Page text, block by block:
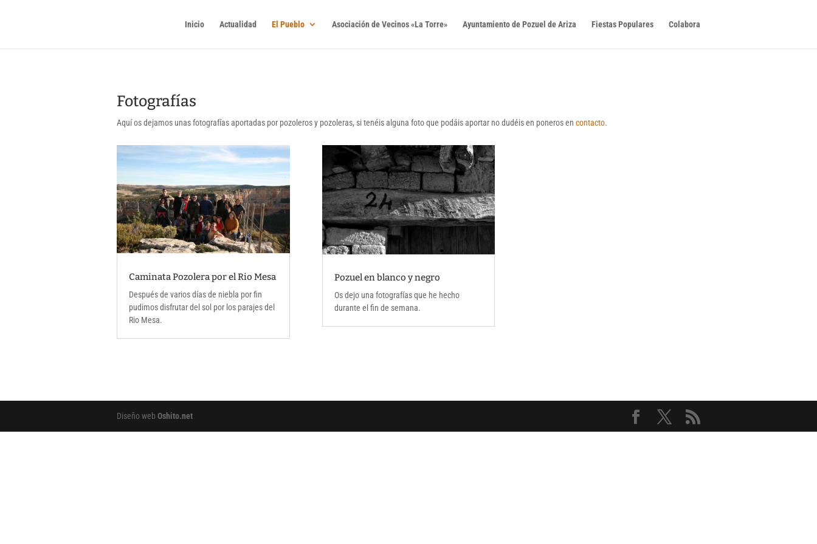
Inicio Actualidad El Pueblo Asociación de Vecinos «La Torre» Ayuntamiento de Pozuel de Ariza Fiestas Populares Colabora
Fotografías
Aquí os dejamos unas fotografías aportadas por pozoleros y pozoleras, si tenéis alguna foto que podáis aportar no dudéis en poneros en contacto.
Caminata Pozolera por el Rio Mesa
Después de varios días de niebla por fin
pudimos disfrutar del sol por los parajes del
Rio Mesa.
Pozuel en blanco y negro
Os dejo una fotografías que he hecho
durante el fin de semana.
Diseño web Oshito.net